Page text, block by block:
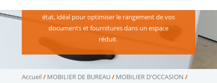
état, idéal pour optimiser le rangement de vos
documents et fournitures dans un espace
réduit.
Accueil /MOBILIER DE BUREAU/MOBILIER D'OCCASION /